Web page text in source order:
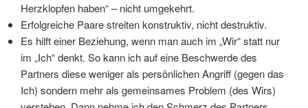
Herzklopfen haben“ – nicht umgekehrt.
Erfolgreiche Paare streiten konstruktiv, nicht destruktiv.
Es hilft einer Beziehung, wenn man auch im „Wir“ statt nur
im „Ich“ denkt. So kann ich auf eine Beschwerde des
Partners diese weniger als persönlichen Angriff (gegen das
Ich) sondern mehr als gemeinsames Problem (des Wirs)